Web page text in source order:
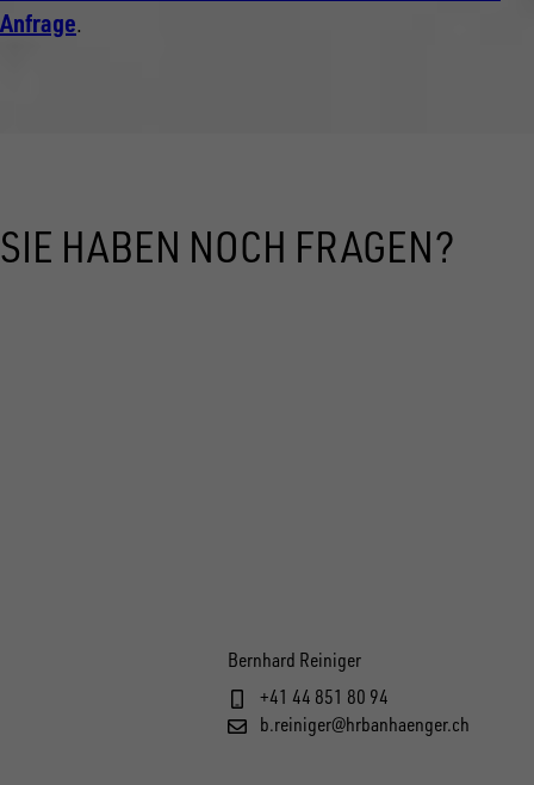
Anfrage.
SIE HABEN NOCH FRAGEN?
Bernhard Reiniger
+41 44 851 80 94
b.reiniger@hrbanhaenger.ch